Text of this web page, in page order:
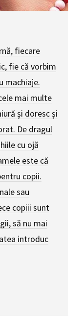
fiecare
fie că vorbim
machiaje.
mai multe
și doresc și
De dragul
cu ojă
este că
copii.
sau
copiii sunt
să nu mai
introduc